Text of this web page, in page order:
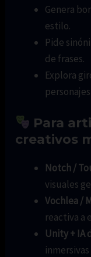
Genera
estilo.
Pide
de frases.
Explora
Para
creativos
Notch /
visuales
Vochlea /
reactiva a
Unity + IA
inmersivas